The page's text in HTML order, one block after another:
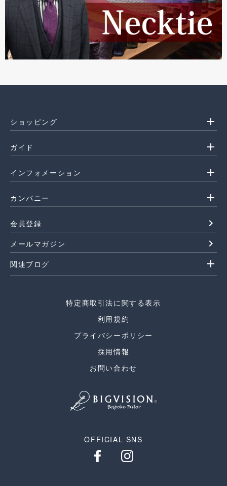
ショッピング add
ガイド add
インフォメーション add
カンパニー add
会員登録 navigate_next
メールマガジン navigate_next
関連ブログ add
特定商取引法に関する表示
利用規約
プライバシーポリシー
採用情報
お問い合わせ
OFFICIAL SNS